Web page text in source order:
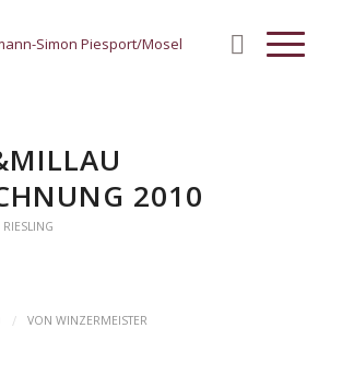
2010
RIESLING
/ VON WINZERMEISTER